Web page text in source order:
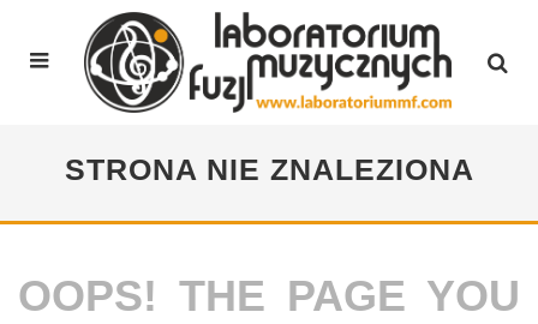
STRONA NIE ZNALEZIONA
OOPS! THE PAGE YOU